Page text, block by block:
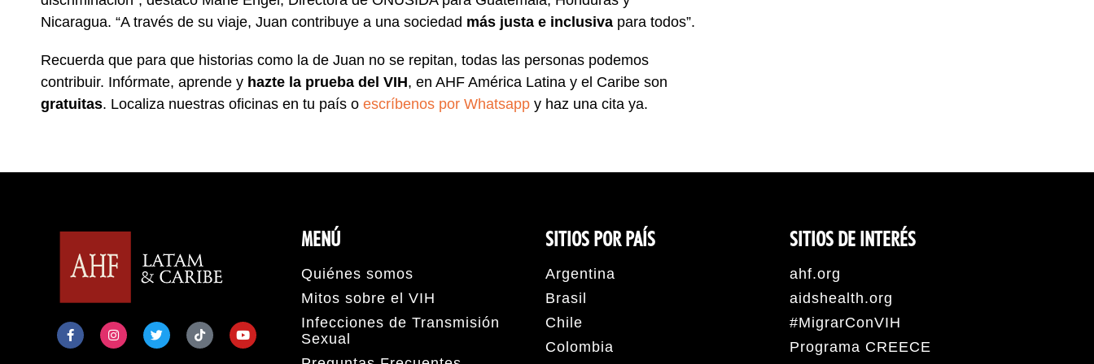
Nicaragua. “A través de su viaje, Juan contribuye a una sociedad más justa e inclusiva para todos”.
Recuerda que para que historias como la de Juan no se repitan, todas las personas podemos
contribuir. Infórmate, aprende y hazte la prueba del VIH, en AHF América Latina y el Caribe son
gratuitas. Localiza nuestras oficinas en tu país o escríbenos por Whatsapp y haz una cita ya.
MENÚ
Quiénes somos
Mitos sobre el VIH
Infecciones de Transmisión
Sexual
SITIOS POR PAÍS
Argentina
Brasil
Chile
Colombia
SITIOS DE INTERÉS
ahf.org
aidshealth.org
#MigrarConVIH
Programa CREECE